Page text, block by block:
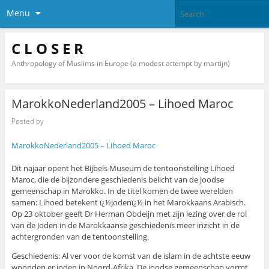
Menu
C L O S E R
Anthropology of Muslims in Europe (a modest attempt by martijn)
MarokkoNederland2005 – Lihoed Maroc
Posted by
MarokkoNederland2005 – Lihoed Maroc
Dit najaar opent het Bijbels Museum de tentoonstelling Lihoed
Maroc, die de bijzondere geschiedenis belicht van de joodse
gemeenschap in Marokko. In de titel komen de twee werelden
samen: Lihoed betekent ï¿½jodenï¿½ in het Marokkaans Arabisch.
Op 23 oktober geeft Dr Herman Obdeijn met zijn lezing over de rol
van de Joden in de Marokkaanse geschiedenis meer inzicht in de
achtergronden van de tentoonstelling.
Geschiedenis: Al ver voor de komst van de islam in de achtste eeuw